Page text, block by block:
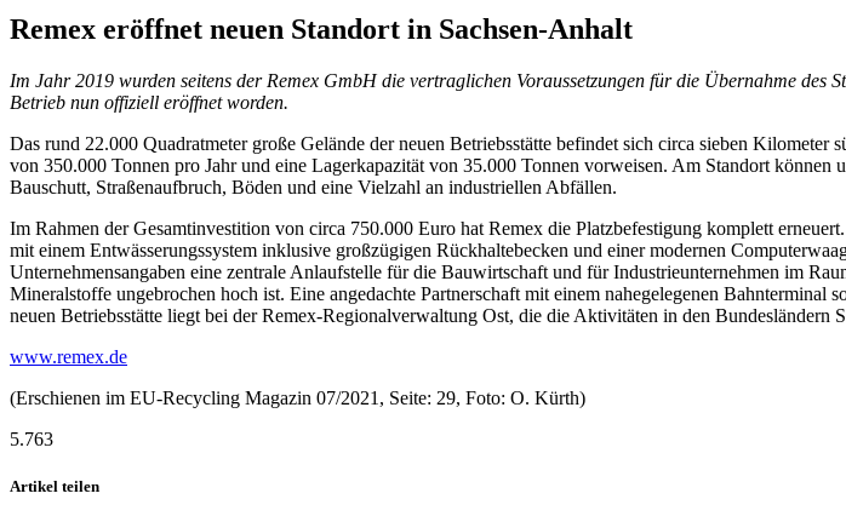
Remex eröffnet neuen Standort in Sachsen-Anhalt
Im Jahr 2019 wurden seitens der Remex GmbH die vertraglichen Voraussetzungen für die Übernahme
Betrieb nun offiziell eröffnet worden.
Das rund 22.000 Quadratmeter große Gelände der neuen Betriebsstätte befindet sich circa sieben
von 350.000 Tonnen pro Jahr und eine Lagerkapazität von 35.000 Tonnen vorweisen. Am Standort
Bauschutt, Straßenaufbruch, Böden und eine Vielzahl an industriellen Abfällen.
Im Rahmen der Gesamtinvestition von circa 750.000 Euro hat Remex die Platzbefestigung komplett
mit einem Entwässerungssystem inklusive großzügigen Rückhaltebecken und einer modernen
Unternehmensangaben eine zentrale Anlaufstelle für die Bauwirtschaft und für Industrieunternehmen im
Mineralstoffe ungebrochen hoch ist. Eine angedachte Partnerschaft mit einem nahegelegenen
neuen Betriebsstätte liegt bei der Remex-Regionalverwaltung Ost, die die Aktivitäten in den Bundesländern
www.remex.de
(Erschienen im EU-Recycling Magazin 07/2021, Seite: 29, Foto: O. Kürth)
5.763
Artikel teilen